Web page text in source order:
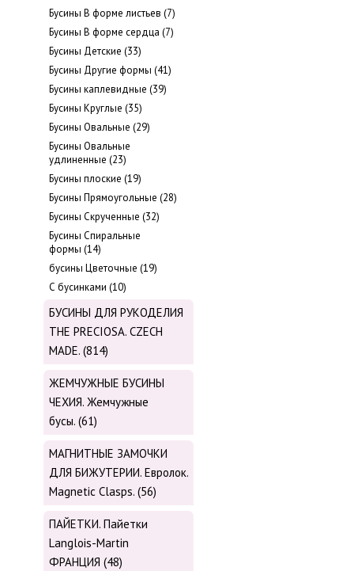
Бусины В форме листьев (7)
Бусины В форме сердца (7)
Бусины Детские (33)
Бусины Другие формы (41)
Бусины каплевидные (39)
Бусины Круглые (35)
Бусины Овальные (29)
Бусины Овальные
удлиненные (23)
Бусины плоские (19)
Бусины Прямоугольные (28)
Бусины Скрученные (32)
Бусины Спиральные
формы (14)
бусины Цветочные (19)
С бусинками (10)
БУСИНЫ ДЛЯ РУКОДЕЛИЯ
THE PRECIOSA. CZECH
MADE. (814)
ЖЕМЧУЖНЫЕ БУСИНЫ
ЧЕХИЯ. Жемчужные
бусы. (61)
МАГНИТНЫЕ ЗАМОЧКИ
ДЛЯ БИЖУТЕРИИ. Евролок.
Magnetic Сlasps. (56)
ПАЙЕТКИ. Пайетки
Langlois-Martin
ФРАНЦИЯ (48)